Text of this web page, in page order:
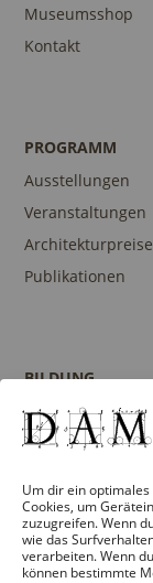
Um dir ein
Cookies, um
zuzugreifen. Wenn
wie das
verarbeiten. Wenn
können bestimmte
Museumsshop
Kontakt
PROGRAMM
Ausstellungen
Veranstaltungen
Architekturpreise
Publikationen
BILDUNG
Programm
Führungen und
Ansprechpartner